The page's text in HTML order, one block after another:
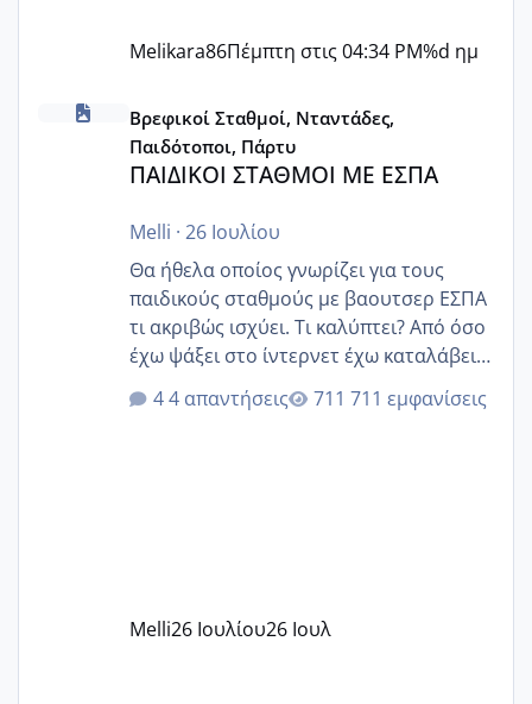
Melikara86Πέμπτη στις 04:34 PM%d ημ
ΠΑΙΔΙΚΟΙ ΣΤΑΘΜΟΙ ΜΕ ΕΣΠΑ
Βρεφικοί Σταθμοί, Νταντάδες,
Παιδότοποι, Πάρτυ
ΠΑΙΔΙΚΟΙ ΣΤΑΘΜΟΙ ΜΕ ΕΣΠΑ
Melli · 26 Ιουλίου
Θα ήθελα οποίος γνωρίζει για τους
παιδικούς σταθμούς με βαουτσερ ΕΣΠΑ
τι ακριβώς ισχύει. Τι καλύπτει? Από όσο
έχω ψάξει στο ίντερνετ έχω καταλάβει
ότι το βαουτσερ καλύπτει όλα τα
δίδακτρα και τα τροφεια του ιδιωτικού
Εγώ πήγα σε έναν ιδιωτικό παιδικό στ
4 απαντήσεις 711 εμφανίσεις
Melli26 Ιουλίου26 Ιουλ